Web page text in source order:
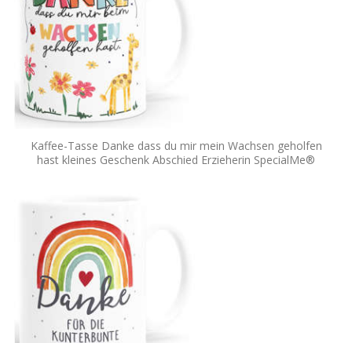
Kaffee-Tasse Danke dass du mir mein Wachsen geholfen
hast kleines Geschenk Abschied Erzieherin SpecialMe®